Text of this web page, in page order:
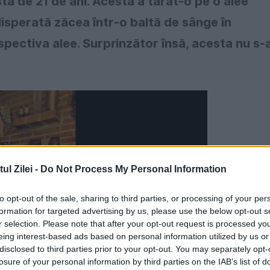
Zilei - Do Not Process My Personal Information
opt-out of the sale, sharing to third parties, or processing of your
for targeted advertising by us, please use the below opt-out
selection. Please note that after your opt-out request is processed
interest-based ads based on personal information utilized by us
to third parties prior to your opt-out. You may separately
of your personal information by third parties on the IAB’s list of
zăcea într-o baltă de sânge în
alee. Surprinzător însă, acesta nu s-